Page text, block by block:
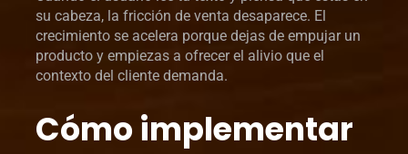
su cabeza, la fricción de venta desaparece. El
crecimiento se acelera porque dejas de empujar un
producto y empiezas a ofrecer el alivio que el
contexto del cliente demanda.
Cómo implementar